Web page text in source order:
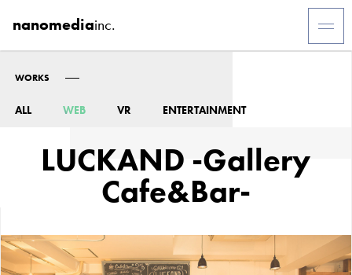
WORKS
ALL WEB VR ENTERTAINMENT
LUCKAND -Gallery
Cafe&Bar-
nanomediainc.